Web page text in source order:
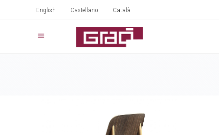
English Castellano Català